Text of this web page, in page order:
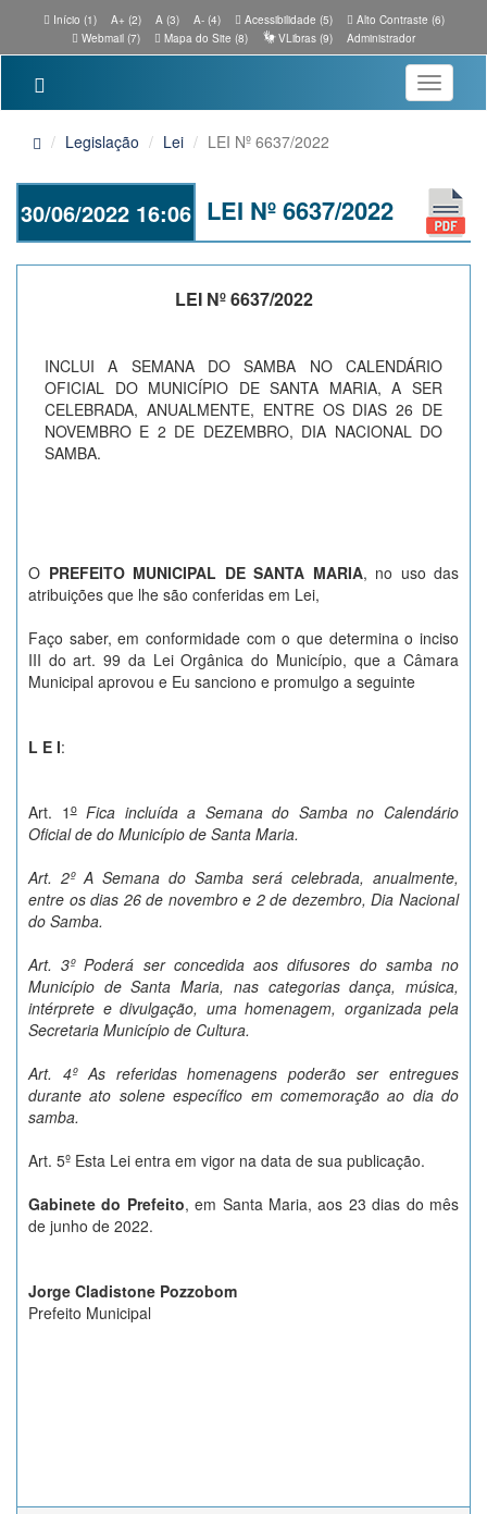
Início (1) A+ (2) A (3) A- (4) Acessibilidade (5)
Alto Contraste (6)
Webmail (7)
Mapa do Site (8) VLibras (9) Administrador
Toggle
Legislação Lei LEI Nº 6637/2022
30/06/2022 16:06 LEI Nº 6637/2022
LEI Nº 6637/2022
INCLUI A SEMANA DO SAMBA NO CALENDÁRIO
OFICIAL DO MUNICÍPIO DE SANTA MARIA, A SER
CELEBRADA, ANUALMENTE, ENTRE OS DIAS 26 DE
NOVEMBRO E 2 DE DEZEMBRO, DIA NACIONAL DO
SAMBA.
O PREFEITO MUNICIPAL DE SANTA MARIA, no uso das
atribuições que lhe são conferidas em Lei,
Faço saber, em conformidade com o que determina o inciso
III do art. 99 da Lei Orgânica do Município, que a Câmara
Municipal aprovou e Eu sanciono e promulgo a seguinte
L E I:
Art. 1o Fica incluída a Semana do Samba no Calendário
Oficial de do Município de Santa Maria.
Art. 2º A Semana do Samba será celebrada, anualmente,
entre os dias 26 de novembro e 2 de dezembro, Dia Nacional
do Samba.
Art. 3º Poderá ser concedida aos difusores do samba no
Município de Santa Maria, nas categorias dança, música,
intérprete e divulgação, uma homenagem, organizada pela
Secretaria Município de Cultura.
Art. 4º As referidas homenagens poderão ser entregues
durante ato solene específico em comemoração ao dia do
samba.
Art. 5º Esta Lei entra em vigor na data de sua publicação.
Gabinete do Prefeito, em Santa Maria, aos 23 dias do mês
de junho de 2022.
Jorge Cladistone Pozzobom
Prefeito Municipal